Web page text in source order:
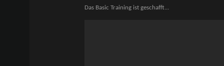
Das Basic Training ist geschafft...